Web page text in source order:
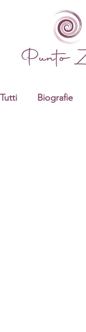
Tutti Biografie